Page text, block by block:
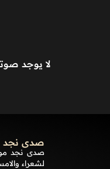
لا يوجد
صدى نجد
صدى نجد
لشعراء